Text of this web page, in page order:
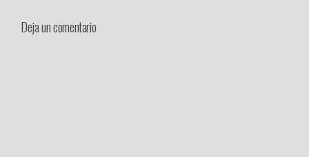
Deja un comentario